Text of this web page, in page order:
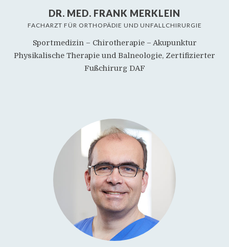
DR. MED. FRANK MERKLEIN
FACHARZT FÜR ORTHOPÄDIE UND UNFALLCHIRURGIE
Sportmedizin – Chirotherapie – Akupunktur
Physikalische Therapie und Balneologie, Zertifizierter
Fußchirurg DAF